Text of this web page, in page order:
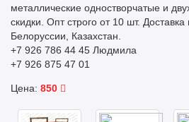
металлические одностворчатые и
скидки. Опт строго от 10 шт. Доставка
Белоруссии, Казахстан.
+7 926 786 44 45 Людмила
+7 926 875 47 01
Цена: 850